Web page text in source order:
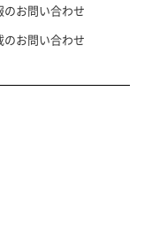
のお問い合わせ
のお問い合わせ